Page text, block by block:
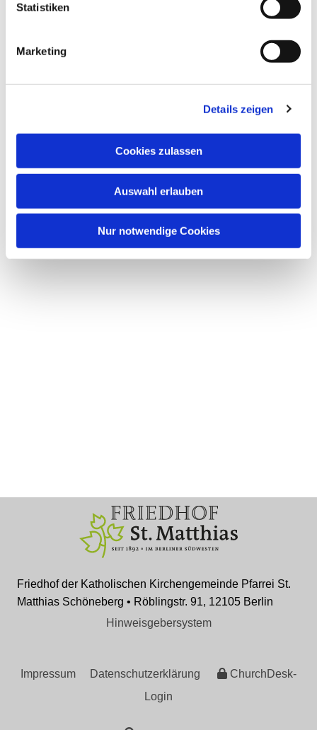
Statistiken
Marketing
Details zeigen
Cookies zulassen
Auswahl erlauben
Nur notwendige Cookies
Dies könnte Sie auch
interessieren
Friedhof der Katholischen Kirchengemeinde Pfarrei St.
Matthias Schöneberg • Röblingstr. 91, 12105 Berlin
Hinweisgebersystem
Impressum Datenschutzerklärung
ChurchDesk-
Login